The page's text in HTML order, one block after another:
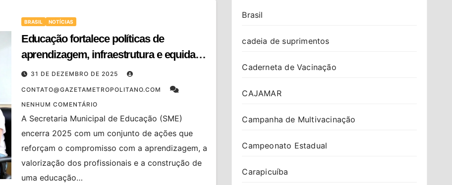
BRASIL NOTÍCIAS
Educação fortalece políticas de
aprendizagem, infraestrutura e equidade
em 2025
31 DE DEZEMBRO DE 2025
CONTATO@GAZETAMETROPOLITANO.COM
NENHUM COMENTÁRIO
A Secretaria Municipal de Educação (SME)
encerra 2025 com um conjunto de ações que
reforçam o compromisso com a aprendizagem, a
valorização dos profissionais e a construção de
uma educação…
Brasil
cadeia de suprimentos
Caderneta de Vacinação
CAJAMAR
Campanha de Multivacinação
Campeonato Estadual
Carapicuíba